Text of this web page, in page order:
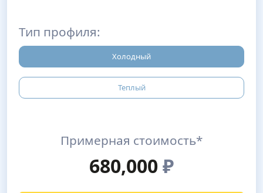
Тип профиля:
Холодный
Теплый
Примерная стоимость*
680,000₽